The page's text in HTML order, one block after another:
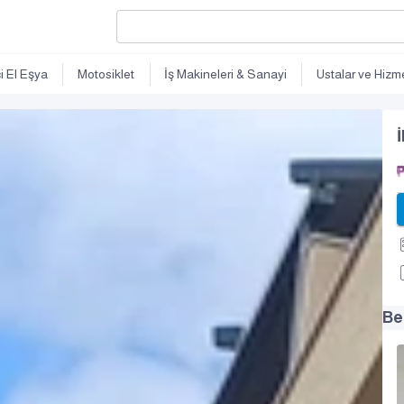
El Eşya Motosiklet İş Makineleri & Sanayi Ustalar ve